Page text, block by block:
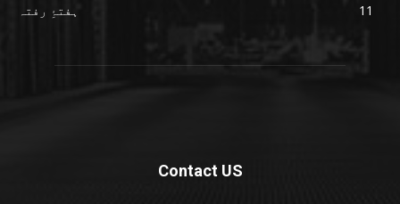
ہفتۂِ رفتہ
11
Contact US